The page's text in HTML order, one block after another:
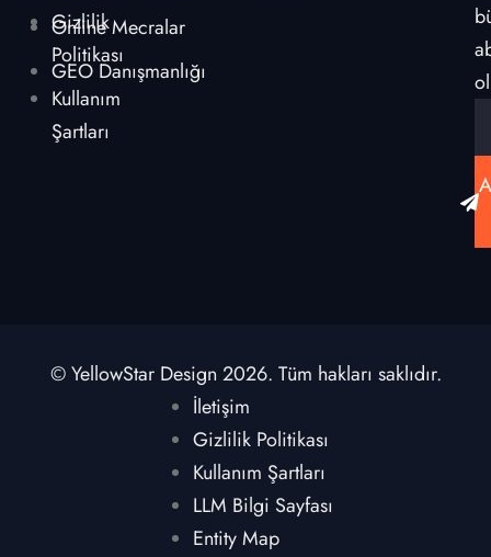
Gizlilik
Politikası
Kullanım
Şartları
Online Mecralar
GEO Danışmanlığı
© YellowStar Design 2026. Tüm hakları saklıdır.
İletişim
Gizlilik Politikası
Kullanım Şartları
LLM Bilgi Sayfası
Entity Map